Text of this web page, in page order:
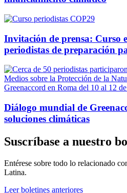
Invitación de prensa: Curso
periodistas de preparación
Diálogo mundial de
soluciones climáticas
Suscríbase a nuestro
Entérese sobre todo lo relacionado
Latina.
Leer boletines anteriores